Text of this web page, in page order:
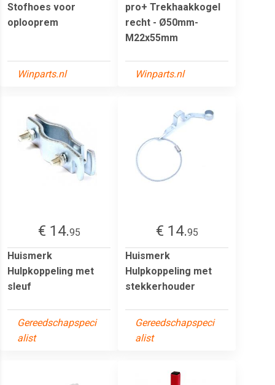
Stofhoes voor
oplooprem
Winparts.nl
pro+ Trekhaakkogel
recht - Ø50mm-
M22x55mm
Winparts.nl
€ 14.95
Huismerk
Hulpkoppeling met
sleuf
Gereedschapspeci
alist
€ 14.95
Huismerk
Hulpkoppeling met
stekkerhouder
Gereedschapspeci
alist